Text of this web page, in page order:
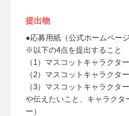
提出物
●応募用紙（公式ホームペー
※以下の4点を提出すること
（1）マスコットキャラクタ
（2）マスコットキャラクタ
（3）マスコットキャラクタ
や伝えたいこと、キャラクタ
ー）